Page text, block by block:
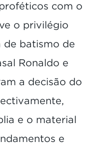
com o
o privilégio
de batismo de
Ronaldo e
a decisão do
e o material
e